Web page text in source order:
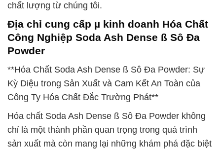
chất lượng từ chúng tôi.
Địa chỉ cung cấp µ kinh doanh Hóa Chất
Công Nghiệp Soda Ash Dense ß Sô Đa
Powder
**Hóa Chất Soda Ash Dense ß Sô Đa Powder: Sự
Kỳ Diệu trong Sản Xuất và Cam Kết An Toàn của
Công Ty Hóa Chất Đắc Trường Phát**
Hóa chất Soda Ash Dense ß Sô Đa Powder không
chỉ là một thành phần quan trọng trong quá trình
sản xuất mà còn mang lại những khám phá đặc biệt